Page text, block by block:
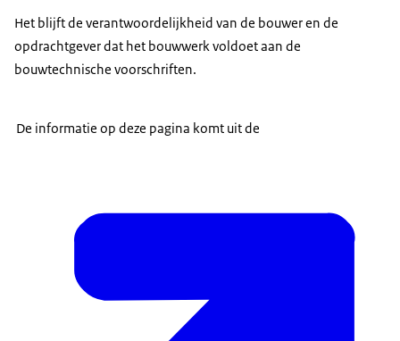
Het blijft de verantwoordelijkheid van de bouwer en de
opdrachtgever dat het bouwwerk voldoet aan de
bouwtechnische voorschriften.
De informatie op deze pagina komt uit de